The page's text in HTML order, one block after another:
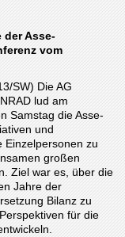
der Asse-
vom
SW) Die AG
lud am
Samstag die Asse-
und
Einzelpersonen zu
großen
Ziel war es, über die
Jahre der
Bilanz zu
für die